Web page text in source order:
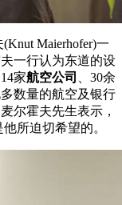
Maierhofer)一
一行认为东道的设
家航空公司
、30余
数量的航空及银行
尔霍夫先生表示，
所迫切希望的。